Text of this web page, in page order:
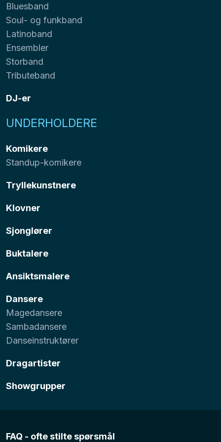
Bluesband
Soul- og funkband
Latinoband
Ensembler
Storband
Tributeband
DJ-er
UNDERHOLDERE
Komikere
Standup-komikere
Tryllekunstnere
Klovner
Sjonglører
Buktalere
Ansiktsmalere
Dansere
Magedansere
Sambadansere
Danseinstruktører
Dragartister
Showgrupper
FAQ - ofte stilte spørsmål